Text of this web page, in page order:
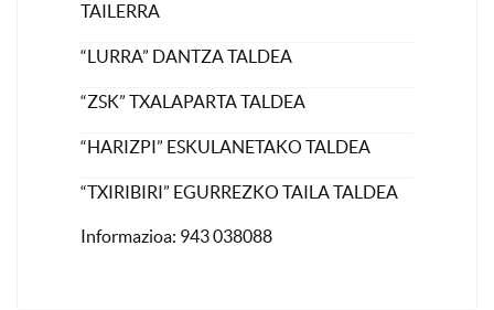
TAILERRA
“LURRA” DANTZA TALDEA
“ZSK” TXALAPARTA TALDEA
“HARIZPI” ESKULANETAKO TALDEA
“TXIRIBIRI” EGURREZKO TAILA TALDEA
Informazioa: 943 038088